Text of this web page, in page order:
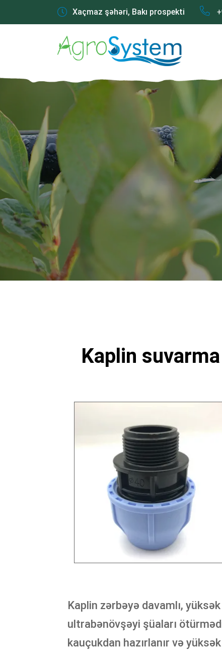
Xaçmaz şəhəri, Bakı prospekti
Kaplin
Kaplin zərbəyə davamlı,
ultrabənövşəyi şüaları
kauçukdan hazırlanır və